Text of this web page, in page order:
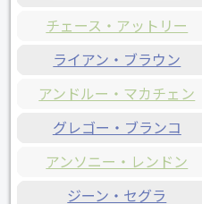
チェース・アットリー
ライアン・ブラウン
アンドルー・マカチェン
グレゴー・ブランコ
アンソニー・レンドン
ジーン・セグラ